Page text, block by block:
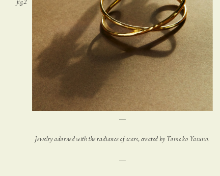
Jewelry adorned with the radiance of scars, created by Tomoko Yasuno.